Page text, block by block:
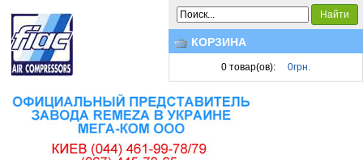
Найти
КОРЗИНА
0 товар(ов): 0грн.